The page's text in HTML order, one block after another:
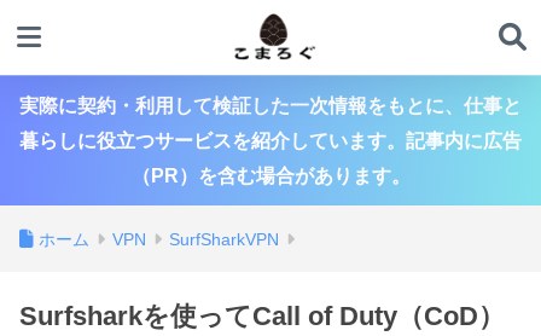
実際に契約・利用して検証した一次情報をもとに、仕事と
暮らしに役立つサービスを紹介しています。記事内に広告
（PR）を含む場合があります。
ホーム VPN SurfSharkVPN
Surfsharkを使ってCall of Duty（CoD）